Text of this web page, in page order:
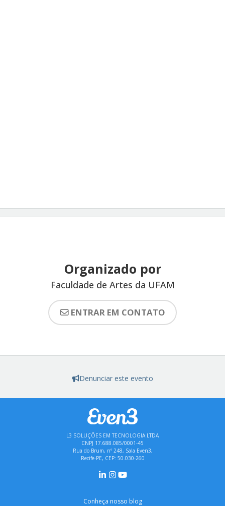
Organizado por
Faculdade de Artes da UFAM
ENTRAR EM CONTATO
Denunciar este evento
L3 SOLUÇÕES EM TECNOLOGIA LTDA
CNPJ 17.688.085/0001-45
Rua do Brum, nº 248, Sala Even3,
Recife-PE, CEP: 50.030-260
Conheça nosso blog